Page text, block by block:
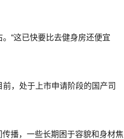
“这已快要比去健身房还便宜
，处于上市申请阶段的国产司
播，一些长期困于容貌和身材焦